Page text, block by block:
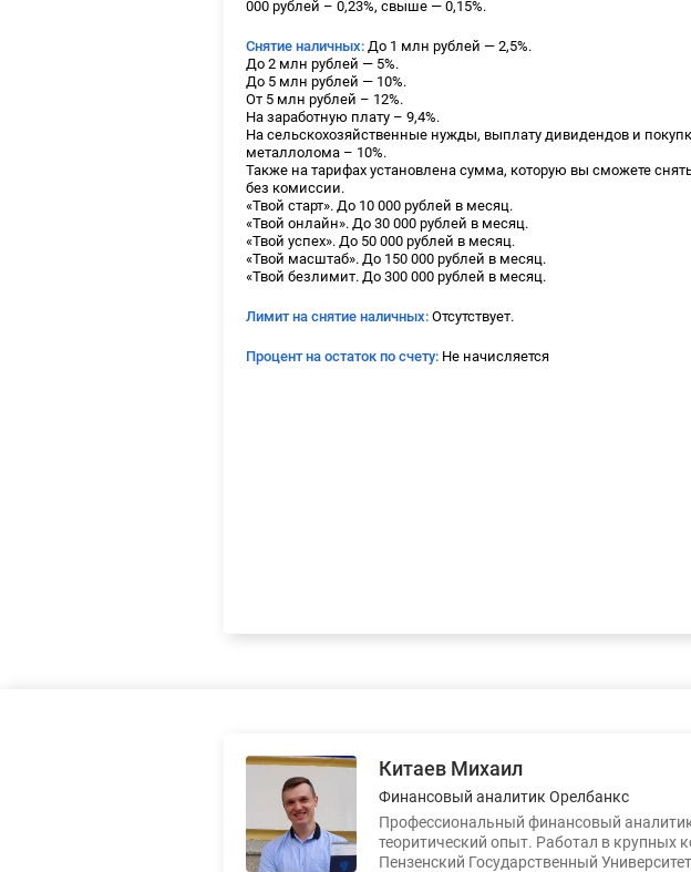
000 рублей – 0,23%, свыше — 0,15%.
Снятие наличных: До 1 млн рублей — 2,5%.
До 2 млн рублей — 5%.
До 5 млн рублей — 10%.
От 5 млн рублей – 12%.
На заработную плату – 9,4%.
На сельскохозяйственные нужды, выплату дивидендов и
металлолома – 10%.
Также на тарифах установлена сумма, которую вы сможете
без комиссии.
«Твой старт». До 10 000 рублей в месяц.
«Твой онлайн». До 30 000 рублей в месяц.
«Твой успех». До 50 000 рублей в месяц.
«Твой масштаб». До 150 000 рублей в месяц.
«Твой безлимит. До 300 000 рублей в месяц.
Лимит на снятие наличных: Отсутствует.
Процент на остаток по счету: Не начисляется
Китаев Михаил
Финансовый аналитик Орелбанкс
Профессиональный финансовый
теоритический опыт. Работал в крупных
Пензенский Государственный